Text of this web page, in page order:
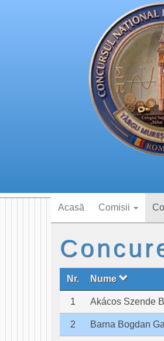
Acasă Comisii
Nr. Nume
1 Akácos Szende
2 Barna Bogdan